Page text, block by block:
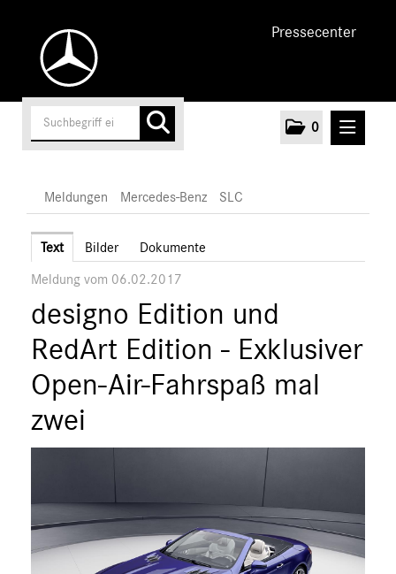
Pressecenter
0
Unternehmen
Cars
AMG
Maybach
Mercedes-Benz
A-Klasse
E-Klasse T-Modell
Meldungen Mercedes-Benz SLC
Text Bilder Dokumente
Meldung vom 06.02.2017
designo Edition und
RedArt Edition - Exklusiver
Open-Air-Fahrspaß mal
zwei